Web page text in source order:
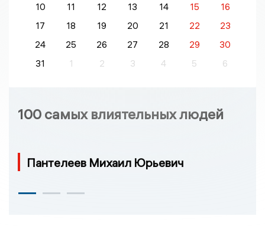
10
11 12 13 14 15
16
17
18 19 20 21 22
23
24
25 26 27 28 29
30
31
1 2 3 4 5 6
100 самых влиятельных людей
Пантелеев Михаил Юрьевич